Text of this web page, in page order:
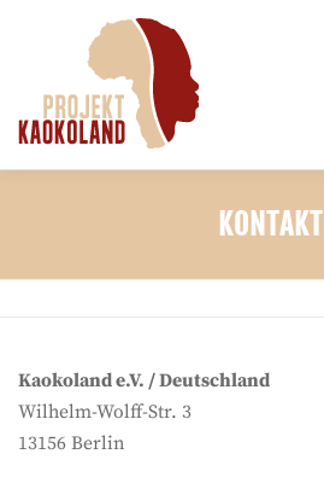
PROJEKTVORSCHLÄGE KONTAKT
KONTAKT
Kaokoland e.V. / Deutschland
Wilhelm-Wolff-Str. 3
13156 Berlin